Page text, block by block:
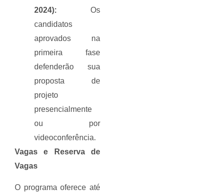
2024): Os
candidatos
aprovados na
primeira fase
defenderão sua
proposta de
projeto
presencialmente
ou por
videoconferência.
Vagas e Reserva de
Vagas
O programa oferece até